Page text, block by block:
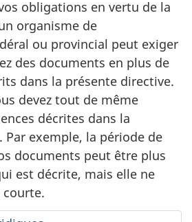
obligations en vertu de la
organisme de
ou provincial peut exiger
des documents en plus de
dans la présente directive.
devez tout de même
décrites dans la
Par exemple, la période de
documents peut être plus
est décrite, mais elle ne